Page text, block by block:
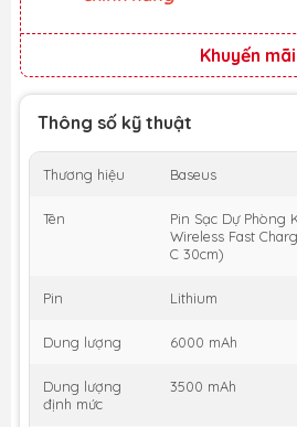
Khuyến mãi
Thông số kỹ thuật
Thương hiệu Baseus
Tên
Pin Sạc Dự Phòng
Wireless Fast
C 30cm)
Pin Lithium
Dung lượng 6000 mAh
Dung lượng
định mức
3500 mAh